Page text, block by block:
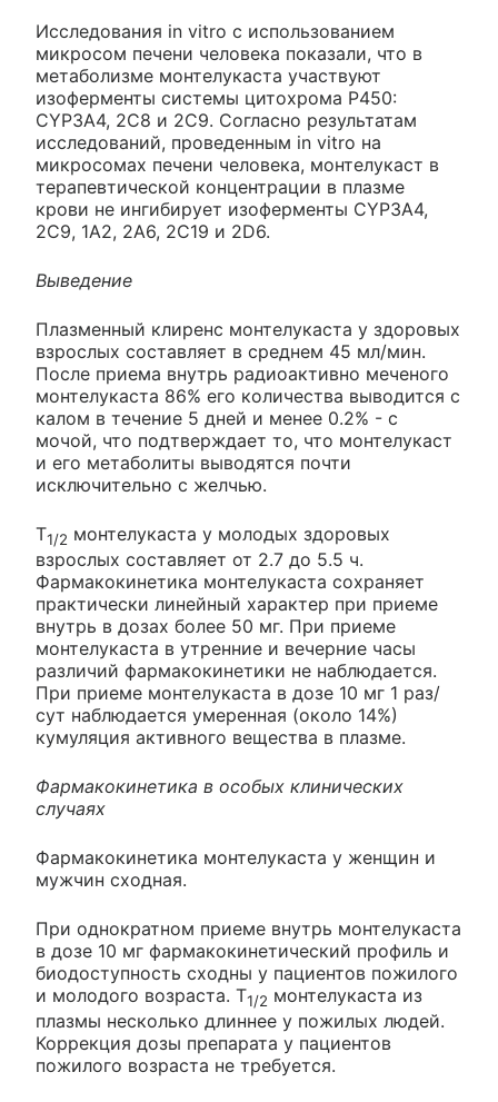
Исследования in vitro с использованием
микросом печени человека показали, что в
метаболизме монтелукаста участвуют
изоферменты системы цитохрома Р450:
CYP3A4, 2С8 и 2С9. Согласно результатам
исследований, проведенным in vitro на
микросомах печени человека, монтелукаст в
терапевтической концентрации в плазме
крови не ингибирует изоферменты CYP3A4,
2С9, 1А2, 2А6, 2С19 и 2D6.
Выведение
Плазменный клиренс монтелукаста у здоровых
взрослых составляет в среднем 45 мл/мин.
После приема внутрь радиоактивно меченого
монтелукаста 86% его количества выводится с
калом в течение 5 дней и менее 0.2% - с
мочой, что подтверждает то, что монтелукаст
и его метаболиты выводятся почти
исключительно с желчью.
T1/2 монтелукаста у молодых здоровых
взрослых составляет от 2.7 до 5.5 ч.
Фармакокинетика монтелукаста сохраняет
практически линейный характер при приеме
внутрь в дозах более 50 мг. При приеме
монтелукаста в утренние и вечерние часы
различий фармакокинетики не наблюдается.
При приеме монтелукаста в дозе 10 мг 1 раз/
сут наблюдается умеренная (около 14%)
кумуляция активного вещества в плазме.
Фармакокинетика в особых клинических
случаях
Фармакокинетика монтелукаста у женщин и
мужчин сходная.
При однократном приеме внутрь монтелукаста
в дозе 10 мг фармакокинетический профиль и
биодоступность сходны у пациентов пожилого
и молодого возраста. T1/2 монтелукаста из
плазмы несколько длиннее у пожилых людей.
Коррекция дозы препарата у пациентов
пожилого возраста не требуется.